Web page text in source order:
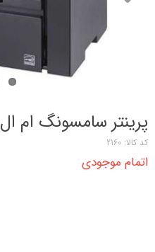
پرینتر سامسونگ ام ال 2160 دست دوم
کد کالا: 2160
اتمام موجودی